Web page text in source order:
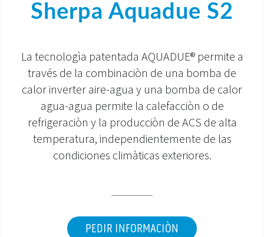
SISTEMAS INTEGRADOS
MONDE OS
Sherpa Aquadue S2
La tecnologìa patentada AQUADUE® permite a
través de la combinaciòn de una bomba de
calor inverter aire-agua y una bomba de calor
agua-agua permite la calefacciòn o de
refrigeraciòn y la producciòn de ACS de alta
temperatura, independientemente de las
condiciones climàticas exteriores.
PEDIR INFORMACIÒN